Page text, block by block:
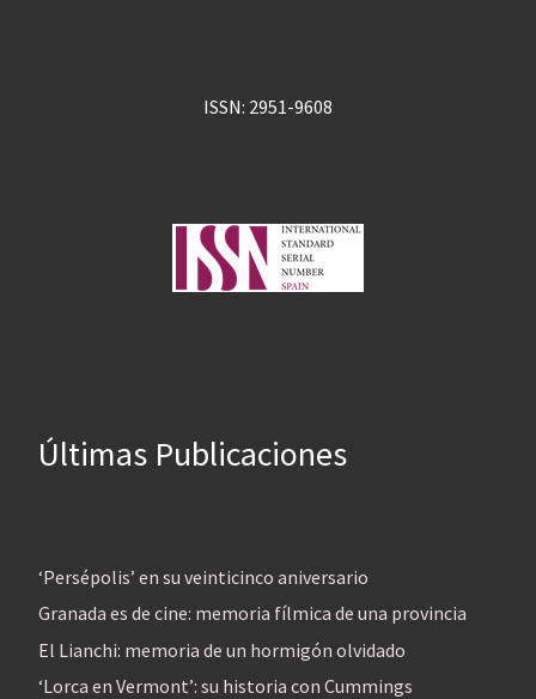
ISSN: 2951-9608
Últimas Publicaciones
‘Persépolis’ en su veinticinco aniversario
Granada es de cine: memoria fílmica de una provincia
El Lianchi: memoria de un hormigón olvidado
‘Lorca en Vermont’: su historia con Cummings